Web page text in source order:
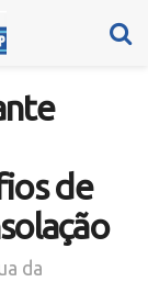
de
da